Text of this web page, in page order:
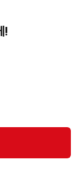
래 등에서의
정보, 거래에 관한 책임은
책임을 지지 않습니다.
속합니다.
!